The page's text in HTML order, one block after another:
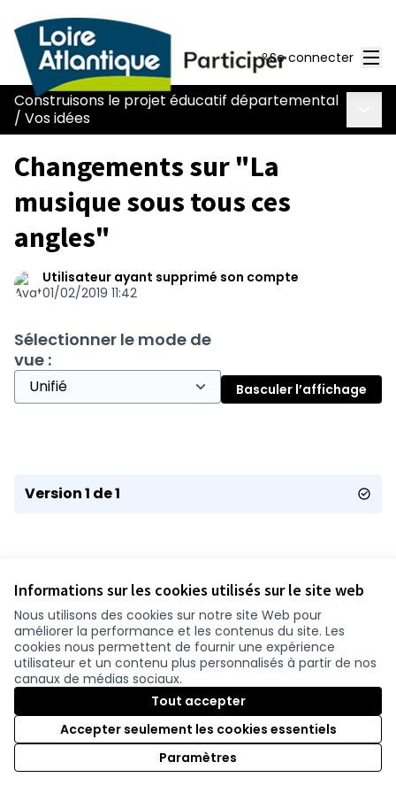
Informations sur les cookies utilisés sur le site web
Nous utilisons des cookies sur notre site Web pour
améliorer la performance et les contenus du site. Les
cookies nous permettent de fournir une expérience
utilisateur et un contenu plus personnalisés à partir de nos
canaux de médias sociaux.
Tout accepter
Accepter seulement les cookies essentiels
Paramètres
Se connecter
Construisons le projet éducatif départemental
/ Vos idées
Changements sur "La
musique sous tous ces
angles"
Utilisateur ayant supprimé son compte
01/02/2019 11:42
Sélectionner le mode de
vue :
Basculer l’affichage
Version 1 de 1
Conditions d'utilisation
Paramètres des cookies
participer.loire-atlantique.fr sur Facebook
(Nouvelle fenêtre)
participer.loire-atlantique.fr sur Instagram
(Nouvelle fenêtre)
participer.loire-atlantique.fr sur YouTube
(Nouvelle fenêtre)
Site réalisé grâce aulogiciel libre Decidim
(Nouvelle fenêtre)
.
Licence
(Nouvelle